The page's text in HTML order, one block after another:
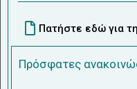
Πατήστε εδώ για
Πρόσφατες